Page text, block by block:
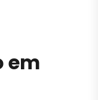
em